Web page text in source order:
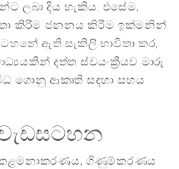
ලබා දිය හැකිය. එසේම,
කිරීම ජනනය කිරීම ඉක්මනින්
ඇති සැකිලි භාවිතා කර,
දත්ත ස්වයංක්‍රීයව මාරු
ගොනු ආකෘති සඳහා සහය
වැඩසටහන
කළමනාකරණය, ගිණුම්කරණය